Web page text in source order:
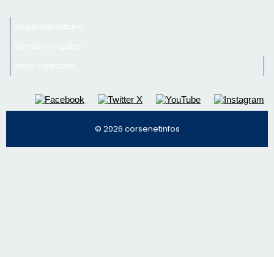
© 2026 corsenetinfos